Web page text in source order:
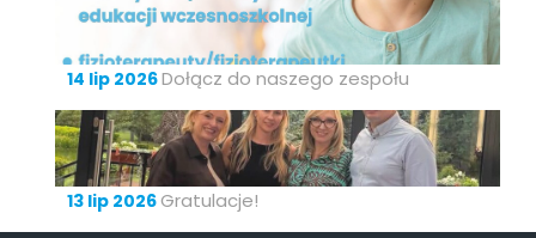
14 lip 2026Dołącz do naszego zespołu
13 lip 2026 Gratulacje!